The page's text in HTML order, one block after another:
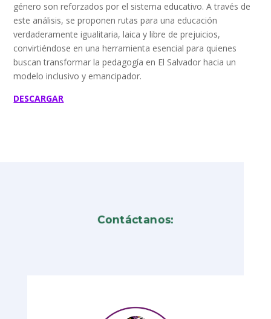
género son reforzados por el sistema educativo. A través de
este análisis, se proponen rutas para una educación
verdaderamente igualitaria, laica y libre de prejuicios,
convirtiéndose en una herramienta esencial para quienes
buscan transformar la pedagogía en El Salvador hacia un
modelo inclusivo y emancipador.
DESCARGAR
Contáctanos: